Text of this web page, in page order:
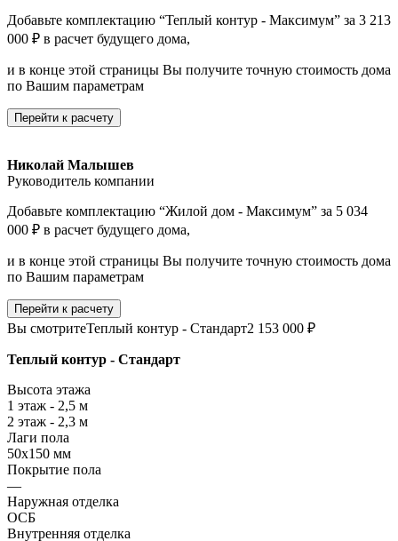
Добавьте комплектацию “Теплый контур - Максимум” за 3 213
000 ₽ в расчет будущего дома,
и в конце этой страницы Вы получите точную стоимость дома
по Вашим параметрам
Перейти к расчету
Николай Малышев
Руководитель компании
Добавьте комплектацию “Жилой дом - Максимум” за 5 034
000 ₽ в расчет будущего дома,
и в конце этой страницы Вы получите точную стоимость дома
по Вашим параметрам
Перейти к расчету
Вы смотритеТеплый контур - Стандарт2 153 000 ₽
Теплый контур - Стандарт
Высота этажа
1 этаж - 2,5 м
2 этаж - 2,3 м
Лаги пола
50х150 мм
Покрытие пола
—
Наружная отделка
ОСБ
Внутренняя отделка